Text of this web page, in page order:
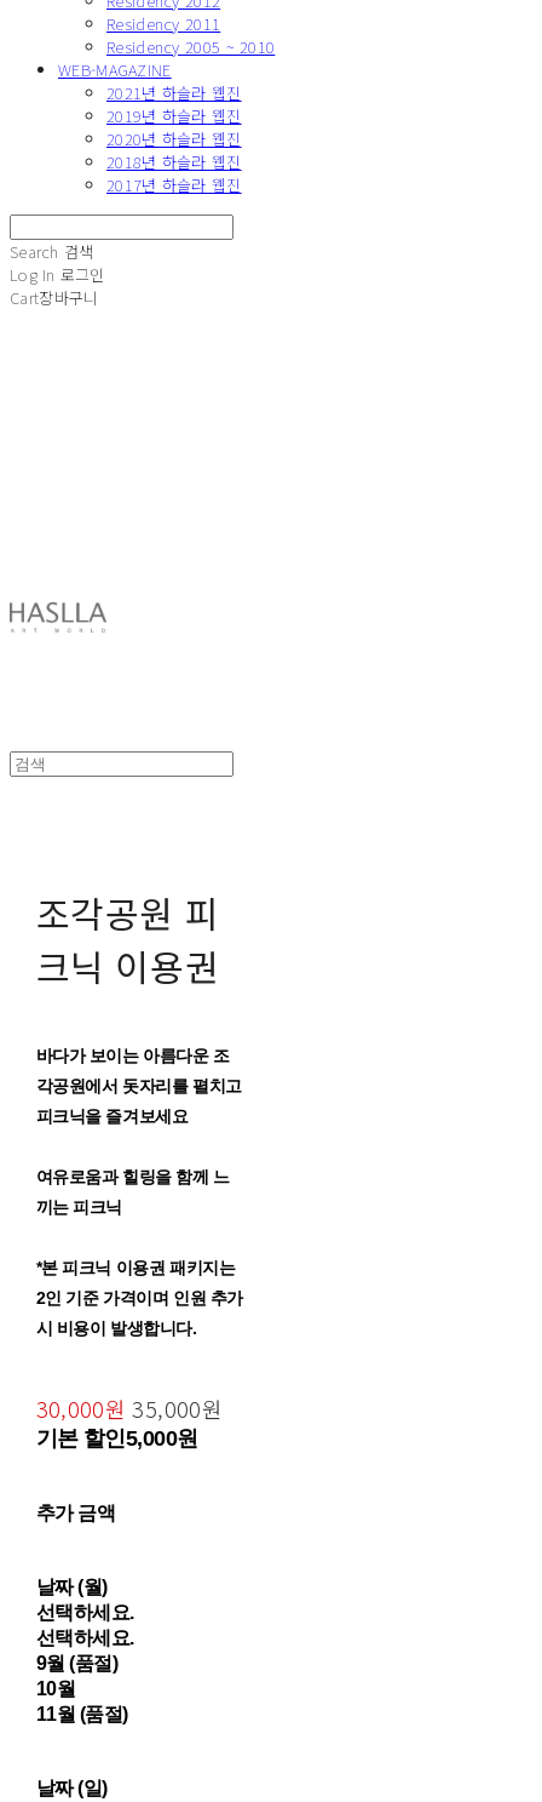
Residency 2011
Residency 2005 ~ 2010
WEB-MAGAZINE
2021년 하슬라 웹진
2019년 하슬라 웹진
2020년 하슬라 웹진
2018년 하슬라 웹진
2017년 하슬라 웹진
Search 검색
Log In 로그인
Cart장바구니
조각공원 피
크닉 이용권
바다가 보이는 아름다운 조
각공원에서 돗자리를 펼치고
피크닉을 즐겨보세요
여유로움과 힐링을 함께 느
끼는 피크닉
*본 피크닉 이용권 패키지는
2인 기준 가격이며 인원 추가
시 비용이 발생합니다.
30,000원35,000원
기본 할인5,000원
추가 금액
날짜 (월)
선택하세요.
선택하세요.
9월 (품절)
10월
11월 (품절)
날짜 (일)